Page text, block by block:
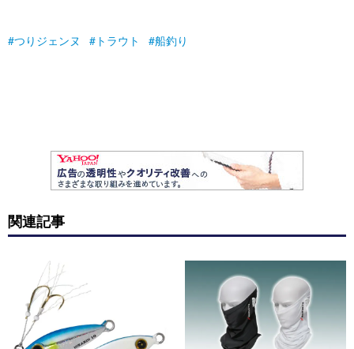
つりジェンヌ トラウト 船釣り
関連記事